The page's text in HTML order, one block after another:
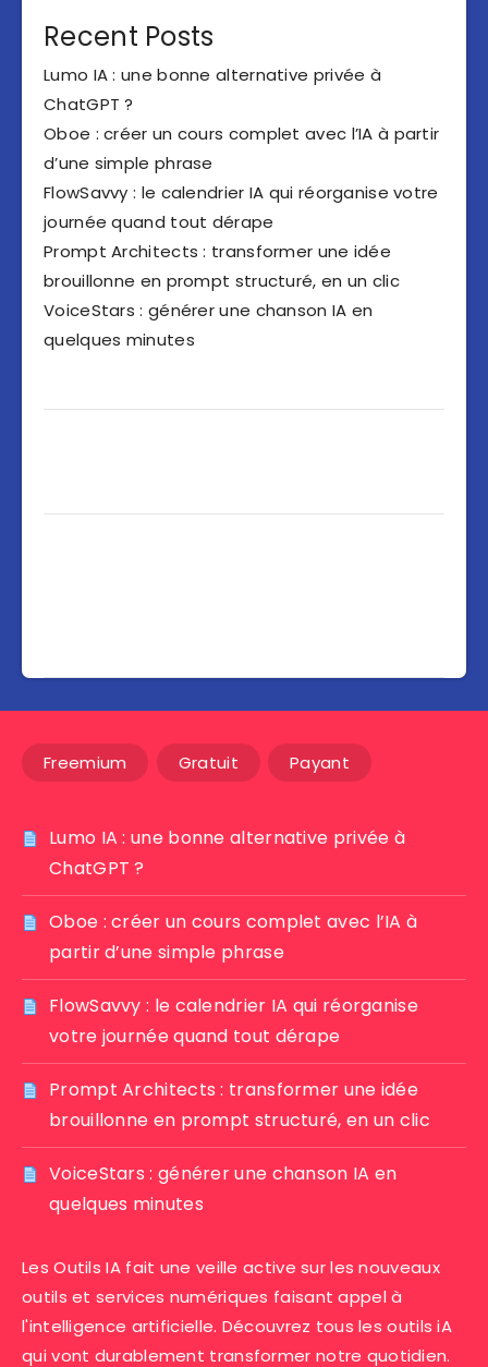
Recent Posts
Lumo IA : une bonne alternative privée à
ChatGPT ?
Oboe : créer un cours complet avec l’IA à partir
d’une simple phrase
FlowSavvy : le calendrier IA qui réorganise votre
journée quand tout dérape
Prompt Architects : transformer une idée
brouillonne en prompt structuré, en un clic
VoiceStars : générer une chanson IA en
quelques minutes
Freemium Gratuit Payant
Lumo IA : une bonne alternative privée à
ChatGPT ?
Oboe : créer un cours complet avec l’IA à
partir d’une simple phrase
FlowSavvy : le calendrier IA qui réorganise
votre journée quand tout dérape
Prompt Architects : transformer une idée
brouillonne en prompt structuré, en un clic
VoiceStars : générer une chanson IA en
quelques minutes
Les Outils IA fait une veille active sur les nouveaux
outils et services numériques faisant appel à
l'intelligence artificielle. Découvrez tous les outils iA
qui vont durablement transformer notre quotidien.